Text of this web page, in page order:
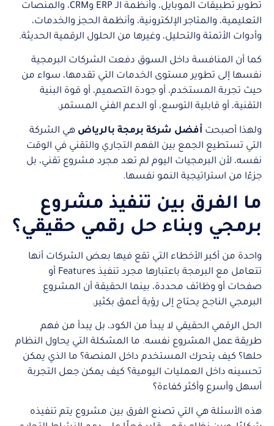
تطوير تطبيقات الموبايل، وأنظمة الـ ERP وCRM، والمنصات
التعليمية، والمتاجر الإلكترونية، وأنظمة الحجز والخدمات،
وأدوات الأتمتة والتحليل، وغيرها من الحلول الرقمية الحديثة.
كما أن المنافسة داخل السوق دفعت الشركات البرمجية
نفسها إلى تطوير مستوى الخدمات التي تقدمها، سواء من
حيث تجربة المستخدم، أو جودة التصميم، أو قوة البنية
التقنية، أو قابلية التوسع، أو الدعم الفني المستمر.
ولهذا أصبحت أفضل شركة برمجة بالرياض هي الشركة
التي تستطيع الجمع بين الفهم التجاري والتقني في الوقت
نفسه، لأن البرمجيات اليوم لم تعد مجرد مشروع تقني، بل
جزءًا من استراتيجية النمو نفسها.
ما الفرق بين تنفيذ مشروع
برمجي وبناء حل رقمي حقيقي؟
واحدة من أكبر الأخطاء التي تقع فيها بعض الشركات أنها
تتعامل مع البرمجة باعتبارها مجرد تنفيذ Features أو
صفحات أو وظائف محددة، بينما الحقيقة أن المشروع
البرمجي الناجح يحتاج إلى رؤية أعمق بكثير.
الحل الرقمي الحقيقي لا يبدأ من الكود، بل يبدأ من فهم
طريقة عمل المشروع نفسه. ما المشكلة التي يحاول النظام
حلها؟ كيف يتحرك المستخدم داخل المنصة؟ ما الذي يمكن
تحسينه داخل العمليات اليومية؟ كيف يمكن جعل التجربة
أسهل وأسرع وأكثر كفاءة؟
هذه الأسئلة هي التي تصنع الفرق بين مشروع يتم تنفيذه